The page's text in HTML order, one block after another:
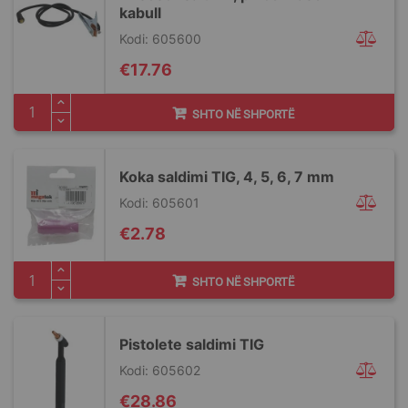
kabull
Kodi: 605600
€17.76
SHTO NË SHPORTË
Koka saldimi TIG, 4, 5, 6, 7 mm
Kodi: 605601
€2.78
SHTO NË SHPORTË
Pistolete saldimi TIG
Kodi: 605602
€28.86